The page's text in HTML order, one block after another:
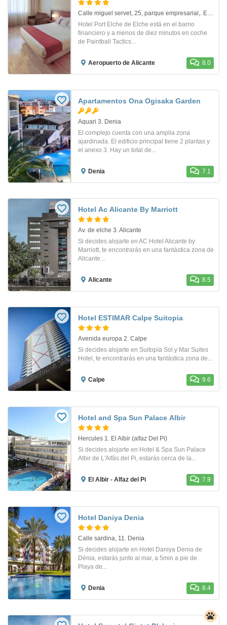
Hotel Port Elche de Elche está en el barrio
financiero y a menos de diez minutos en coche
de Paintball Tactics...
Aeropuerto de Alicante 8.0
Apartamentos Ona Ogisaka Garden
Aquari 3. Denia
El complejo cuenta con una amplia zona
ajardinada. El edificio principal tiene 2 plantas y
el anexo 3. Hay un total de...
Denia 7.1
Hotel Ac Alicante By Marriott
Av. de elche 3. Alicante
Si decides alojarte en AC Hotel Alicante by
Marriott, te encontrarás en una fantástica zona de
Alicante...
Alicante 8.5
Hotel ESTIMAR Calpe Suitopia
Avenida europa 2. Calpe
Si decides alojarte en Suitopía Sol y Mar Suites
Hotel, te encontrarás en una fantástica zona de...
Calpe 9.6
Hotel and Spa Sun Palace Albir
Hercules 1. El Albir (alfaz Del Pi)
Si decides alojarte en Hotel & Spa Sun Palace
Albir de L'Alfàs del Pi, estarás cerca de la...
El Albir - Alfaz del Pi 7.9
Hotel Daniya Denia
Calle sardina, 11. Denia
Si decides alojarte en Hotel Daniya Denia de
Dénia, estarás junto al mar, a 5min a pie de
Playa de...
Denia 8.4